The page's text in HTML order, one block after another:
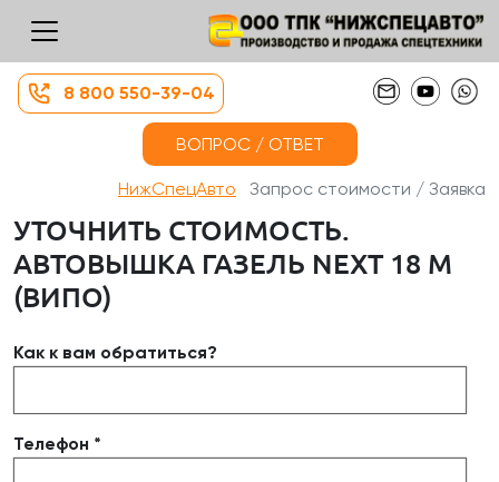
8 800 550-39-04
ВОПРОС / ОТВЕТ
НижСпецАвто Запрос стоимости / Заявка
УТОЧНИТЬ СТОИМОСТЬ.
АВТОВЫШКА ГАЗЕЛЬ NEXT 18 М
(ВИПО)
Как к вам обратиться?
Телефон *